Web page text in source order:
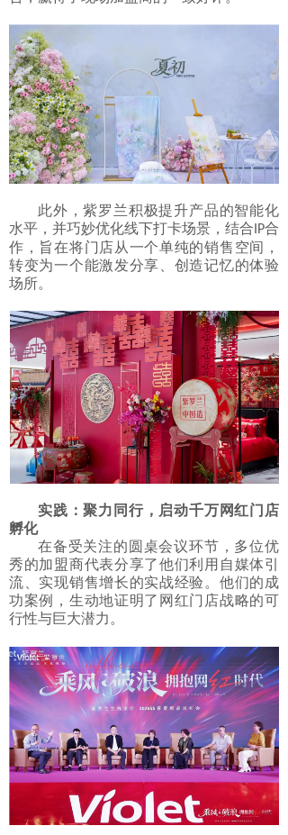
此外，紫罗兰积极提升产品的智能化
水平，并巧妙优化线下打卡场景，结合IP合
作，旨在将门店从一个单纯的销售空间，
转变为一个能激发分享、创造记忆的体验
场所。
实践：聚力同行，启动千万网红门店
孵化
在备受关注的圆桌会议环节，多位优
秀的加盟商代表分享了他们利用自媒体引
流、实现销售增长的实战经验。他们的成
功案例，生动地证明了网红门店战略的可
行性与巨大潜力。